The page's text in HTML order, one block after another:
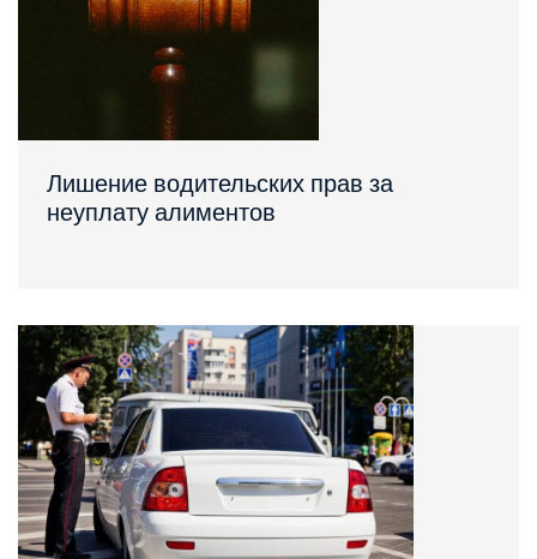
Лишение водительских прав за
неуплату алиментов